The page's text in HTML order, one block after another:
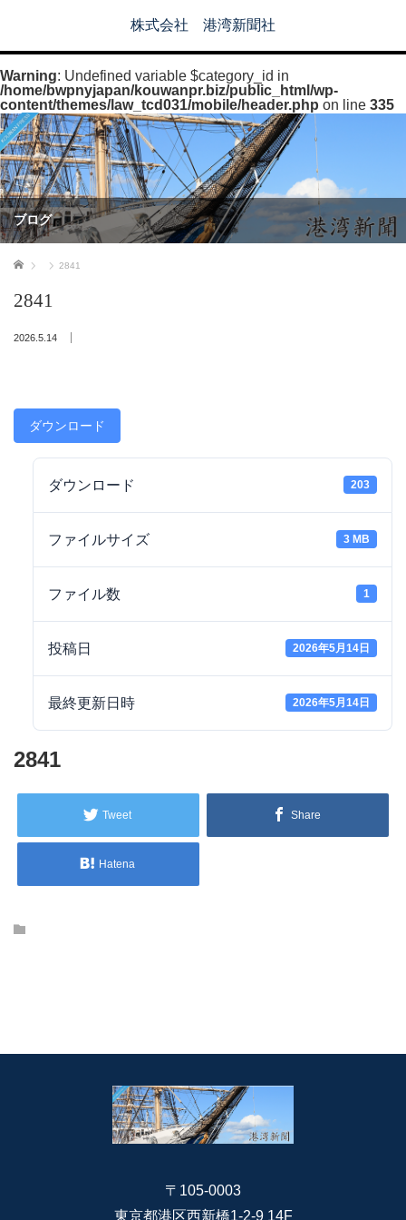
株式会社 港湾新聞社
Warning: Undefined variable $category_id in
/home/bwpnyjapan/kouwanpr.biz/public_html/wp-
content/themes/law_tcd031/mobile/header.php on line 335
ブログ
ホーム 2841
2841
2026.5.14
ダウンロード
ダウンロード 203
ファイルサイズ 3 MB
ファイル数 1
投稿日 2026年5月14日
最終更新日時 2026年5月14日
2841
Tweet Share
Hatena
〒105-0003
東京都港区西新橋1-2-9 14F